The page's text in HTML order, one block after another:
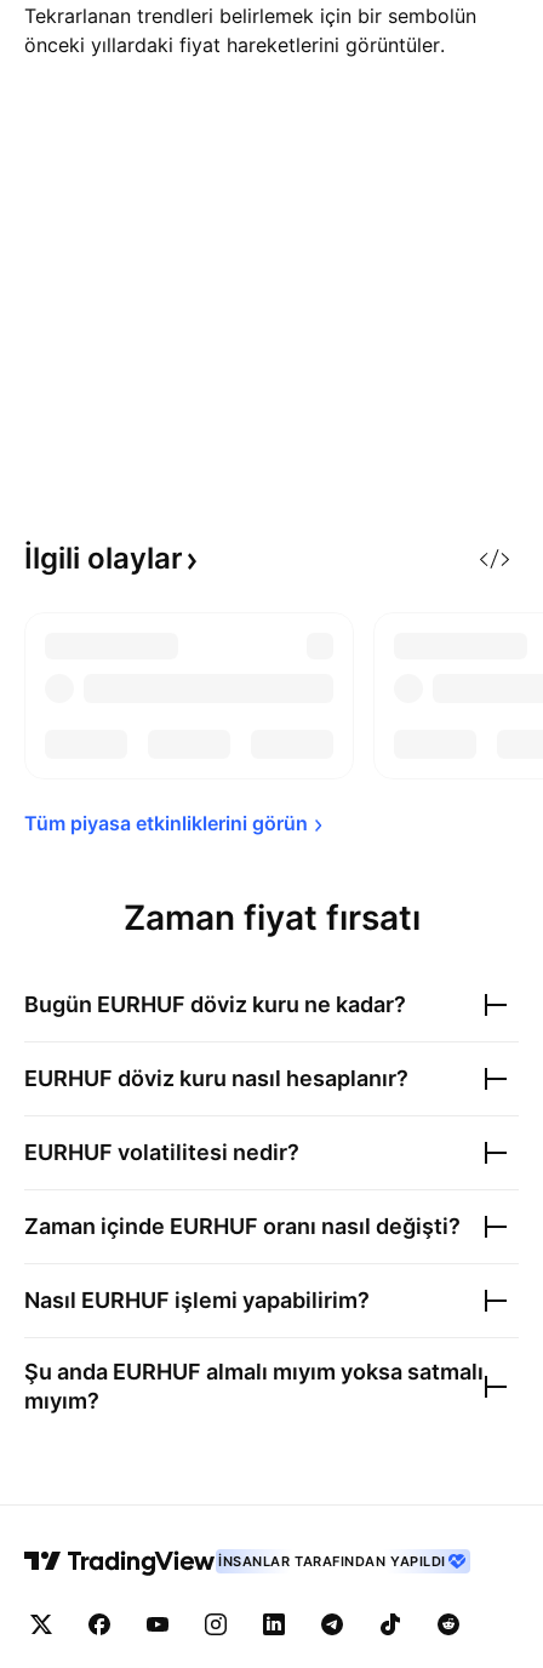
Tekrarlanan trendleri belirlemek için bir sembolün
önceki yıllardaki fiyat hareketlerini görüntüler.
İlgili olaylar
Tüm piyasa etkinliklerini görün
Zaman fiyat fırsatı
Bugün EURHUF döviz kuru ne kadar?
EURHUF döviz kuru nasıl hesaplanır?
EURHUF volatilitesi nedir?
Zaman içinde EURHUF oranı nasıl değişti?
Nasıl EURHUF işlemi yapabilirim?
Şu anda EURHUF almalı mıyım yoksa satmalı
mıyım?
İNSANLAR TARAFINDAN YAPILDI